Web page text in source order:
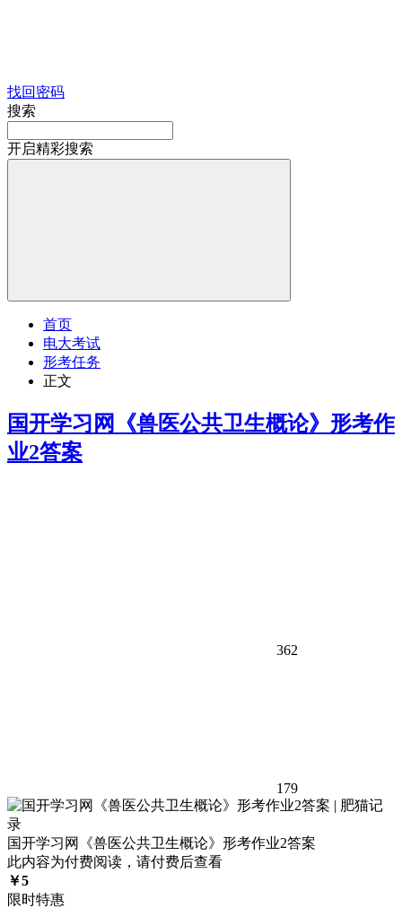
找回密码
搜索
开启精彩搜索
首页
电大考试
形考任务
正文
国开学习网《兽医公共卫生概论》形考作
业2答案
362
179
国开学习网《兽医公共卫生概论》形考作业2答案
此内容为付费阅读，请付费后查看
￥5
限时特惠